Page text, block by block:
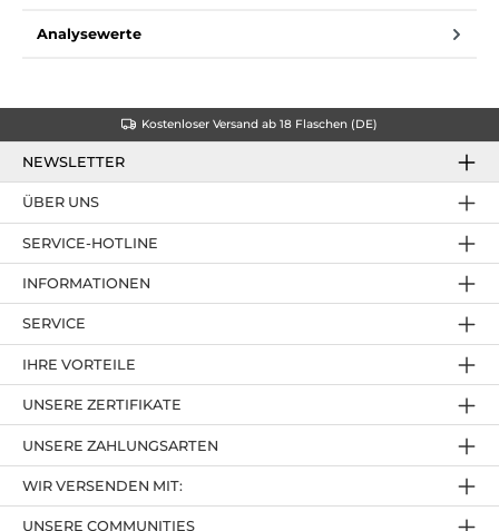
Analysewerte
Kostenloser Versand ab 18 Flaschen (DE)
NEWSLETTER
SERVICE-HOTLINE
IHRE VORTEILE
UNSERE ZAHLUNGSARTEN
ÜBER UNS
UNSERE ZERTIFIKATE
INFORMATIONEN
SERVICE
UNSERE COMMUNITIES
WIR VERSENDEN MIT: